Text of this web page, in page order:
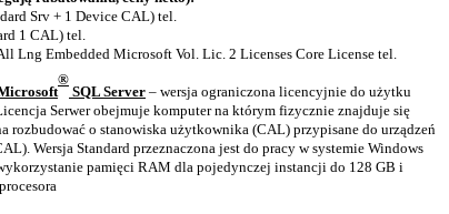
Srv + 1 Device CAL) tel.
1 CAL) tel.
Lng Embedded Microsoft Vol. Lic. 2 Licenses Core License tel.
®
SQL Server – wersja ograniczona licencyjnie do użytku
Serwer obejmuje komputer na którym fizycznie znajduje się
rozbudować o stanowiska użytkownika (CAL) przypisane do urządzeń
Wersja Standard przeznaczona jest do pracy w systemie Windows
pamięci RAM dla pojedynczej instancji do 128 GB i